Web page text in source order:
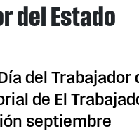
del Estado
del Trabajador
de El
septiembre